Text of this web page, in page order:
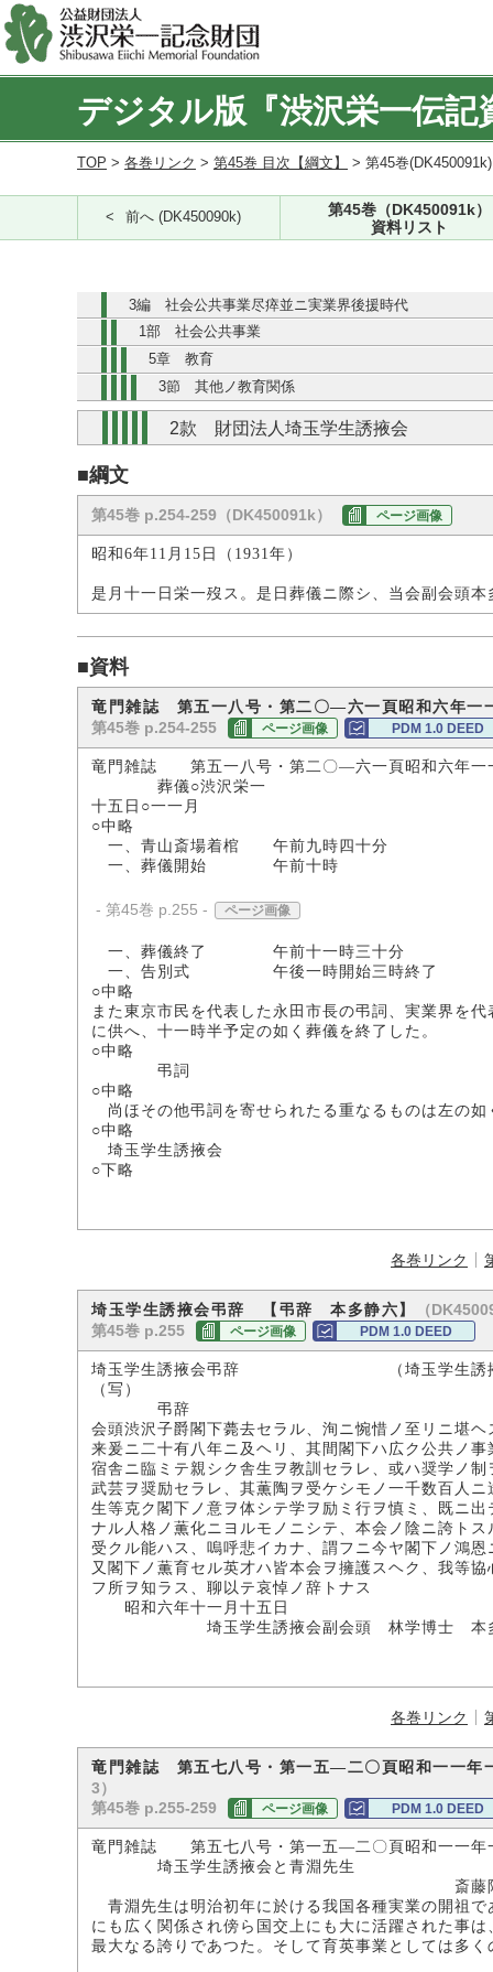
デジタル版『渋沢栄一伝記
TOP > 各巻リンク > 第45巻 目次【綱文】 > 第45巻
前へ (DK450090k)
第45巻（DK450091k）
資料リスト
3編 社会公共事業尽瘁並ニ実業界後援時代
1部 社会公共事業
5章 教育
3節 其他ノ教育関係
2款 財団法人埼玉学生誘掖会
■綱文
第45巻 p.254-259（DK450091k） ページ画像
昭和6年11月15日（1931年）
是月十一日栄一歿ス。是日葬儀ニ際シ、当会副会頭
■資料
竜門雑誌 第五一八号・第二〇―六一頁昭和六年
第45巻 p.254-255 ページ画像 PDM 1.0 DEED
竜門雑誌 第五一八号・第二〇―六一頁昭和六年一
葬儀○渋沢栄一
十五日○一一月
○中略
一、青山斎場着棺 午前九時四十分
一、葬儀開始 午前十時
- 第45巻 p.255 - ページ画像
一、葬儀終了 午前十一時三十分
一、告別式 午後一時開始三時終了
○中略
また東京市民を代表した永田市長の弔詞、実業界を
に供へ、十一時半予定の如く葬儀を終了した。
○中略
弔詞
○中略
尚ほその他弔詞を寄せられたる重なるものは左の如
○中略
埼玉学生誘掖会
○下略
各巻リンク
埼玉学生誘掖会弔辞 【弔辞 本多静六】
（
第45巻 p.255
ページ画像 PDM 1.0 DEED
埼玉学生誘掖会弔辞 （埼玉学生誘掖
（写）
弔辞
会頭渋沢子爵閣下薨去セラル、洵ニ惋惜ノ至リニ堪
来爰ニ二十有八年ニ及ヘリ、其間閣下ハ広ク公共ノ
宿舎ニ臨ミテ親シク舎生ヲ教訓セラレ、或ハ奨学ノ
武芸ヲ奨励セラレ、其薫陶ヲ受ケシモノ一千数百人
生等克ク閣下ノ意ヲ体シテ学ヲ励ミ行ヲ慎ミ、既ニ
ナル人格ノ薫化ニヨルモノニシテ、本会ノ陰ニ誇ト
受クル能ハス、嗚呼悲イカナ、謂フニ今ヤ閣下ノ鴻
又閣下ノ薫育セル英才ハ皆本会ヲ擁護スヘク、我等
フ所ヲ知ラス、聊以テ哀悼ノ辞トナス
昭和六年十一月十五日
埼玉学生誘掖会副会頭 林学博士 本
各巻リンク
竜門雑誌 第五七八号・第一五―二〇頁昭和一一
3）
第45巻 p.255-259
ページ画像 PDM 1.0 DEED
竜門雑誌 第五七八号・第一五―二〇頁昭和一一年
埼玉学生誘掖会と青淵先生
斎藤阿
青淵先生は明治初年に於ける我国各種実業の開祖
にも広く関係され傍ら国交上にも大に活躍された事
最大なる誇りであつた。そして育英事業としては多